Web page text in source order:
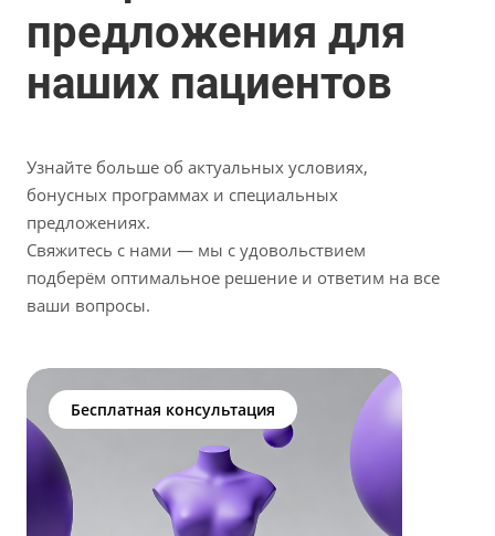
предложения для
наших пациентов
Узнайте больше об актуальных условиях,
бонусных программах и специальных
предложениях.
Свяжитесь с нами — мы с удовольствием
подберём оптимальное решение и ответим на все
ваши вопросы.
Бесплатная консультация